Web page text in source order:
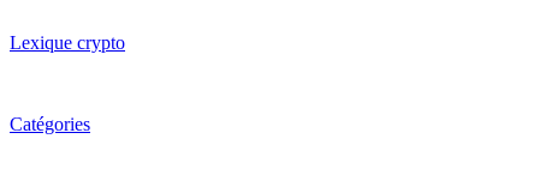
Lexique crypto
Catégories